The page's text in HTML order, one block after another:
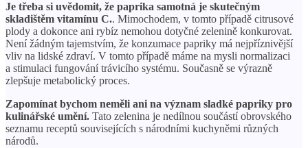
Je třeba si uvědomit, že paprika samotná je skutečným
skladištěm vitamínu C.. Mimochodem, v tomto případě citrusové
plody a dokonce ani rybíz nemohou dotyčné zelenině konkurovat.
Není žádným tajemstvím, že konzumace papriky má nejpříznivější
vliv na lidské zdraví. V tomto případě máme na mysli normalizaci
a stimulaci fungování trávicího systému. Současně se výrazně
zlepšuje metabolický proces.
Zapomínat bychom neměli ani na význam sladké papriky pro
kulinářské umění. Tato zelenina je nedílnou součástí obrovského
seznamu receptů souvisejících s národními kuchyněmi různých
národů.